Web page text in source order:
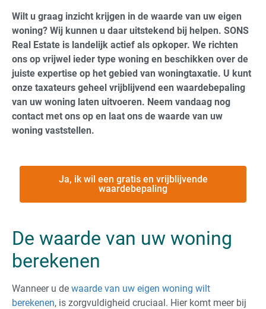
Wilt u graag inzicht krijgen in de waarde van uw eigen
woning? Wij kunnen u daar uitstekend bij helpen. SONS
Real Estate is landelijk actief als opkoper. We richten
ons op vrijwel ieder type woning en beschikken over de
juiste expertise op het gebied van woningtaxatie. U kunt
onze taxateurs geheel vrijblijvend een waardebepaling
van uw woning laten uitvoeren. Neem vandaag nog
contact met ons op en laat ons de waarde van uw
woning vaststellen.
Ja, ik wil een gratis en vrijblijvende
waardebepaling
De waarde van uw woning
berekenen
Wanneer u de waarde van uw eigen woning wilt
berekenen, is zorgvuldigheid cruciaal. Hier komt meer bij